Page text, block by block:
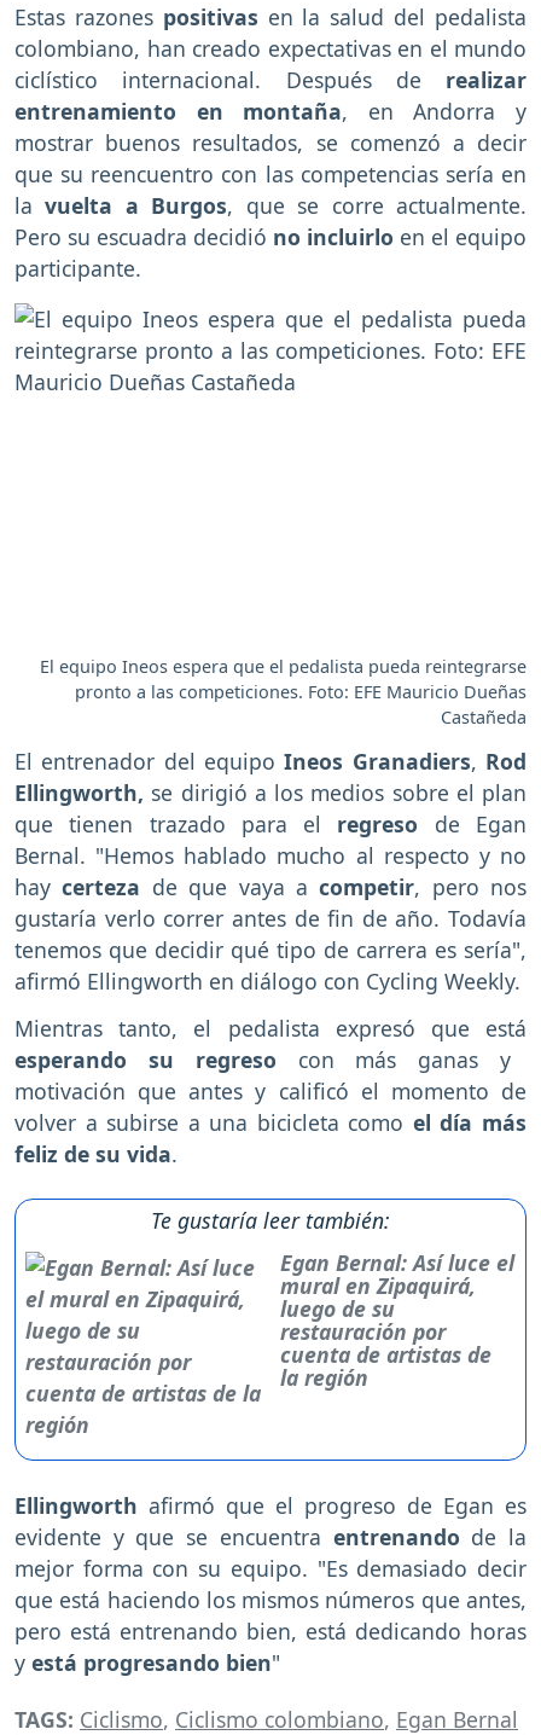
Estas razones positivas en la salud del pedalista
colombiano, han creado expectativas en el mundo
ciclístico internacional. Después de realizar
entrenamiento en montaña, en Andorra y
mostrar buenos resultados, se comenzó a decir
que su reencuentro con las competencias sería en
lavuelta a Burgos, que se corre actualmente.
Pero su escuadra decidió no incluirlo en el equipo
participante.
El equipo Ineos espera que el pedalista pueda reintegrarse
pronto a las competiciones. Foto: EFE Mauricio Dueñas
Castañeda
El entrenador del equipoIneos Granadiers, Rod
Ellingworth, se dirigió a los medios sobre el plan
que tienen trazado para el regreso de Egan
Bernal. "Hemos hablado mucho al respecto y no
haycerteza de que vaya acompetir, pero nos
gustaría verlo correr antes de fin de año. Todavía
tenemos que decidir qué tipo de carrera es sería",
afirmó Ellingworth en diálogo con Cycling Weekly.
Mientras tanto, el pedalista expresó que está
esperando su regreso con más ganas y
motivación que antes y calificó el momento de
volver a subirse a una bicicleta como el día más
feliz de su vida.
Te gustaría leer también:
Egan Bernal: Así luce el
mural en Zipaquirá,
luego de su
restauración por
cuenta de artistas de
la región
Ellingworth afirmó que el progreso de Egan es
evidente y que se encuentra entrenando de la
mejor forma con su equipo. "Es demasiado decir
que está haciendo los mismos números que antes,
pero está entrenando bien, está dedicando horas
y está progresando bien"
TAGS: Ciclismo, Ciclismo colombiano, Egan Bernal